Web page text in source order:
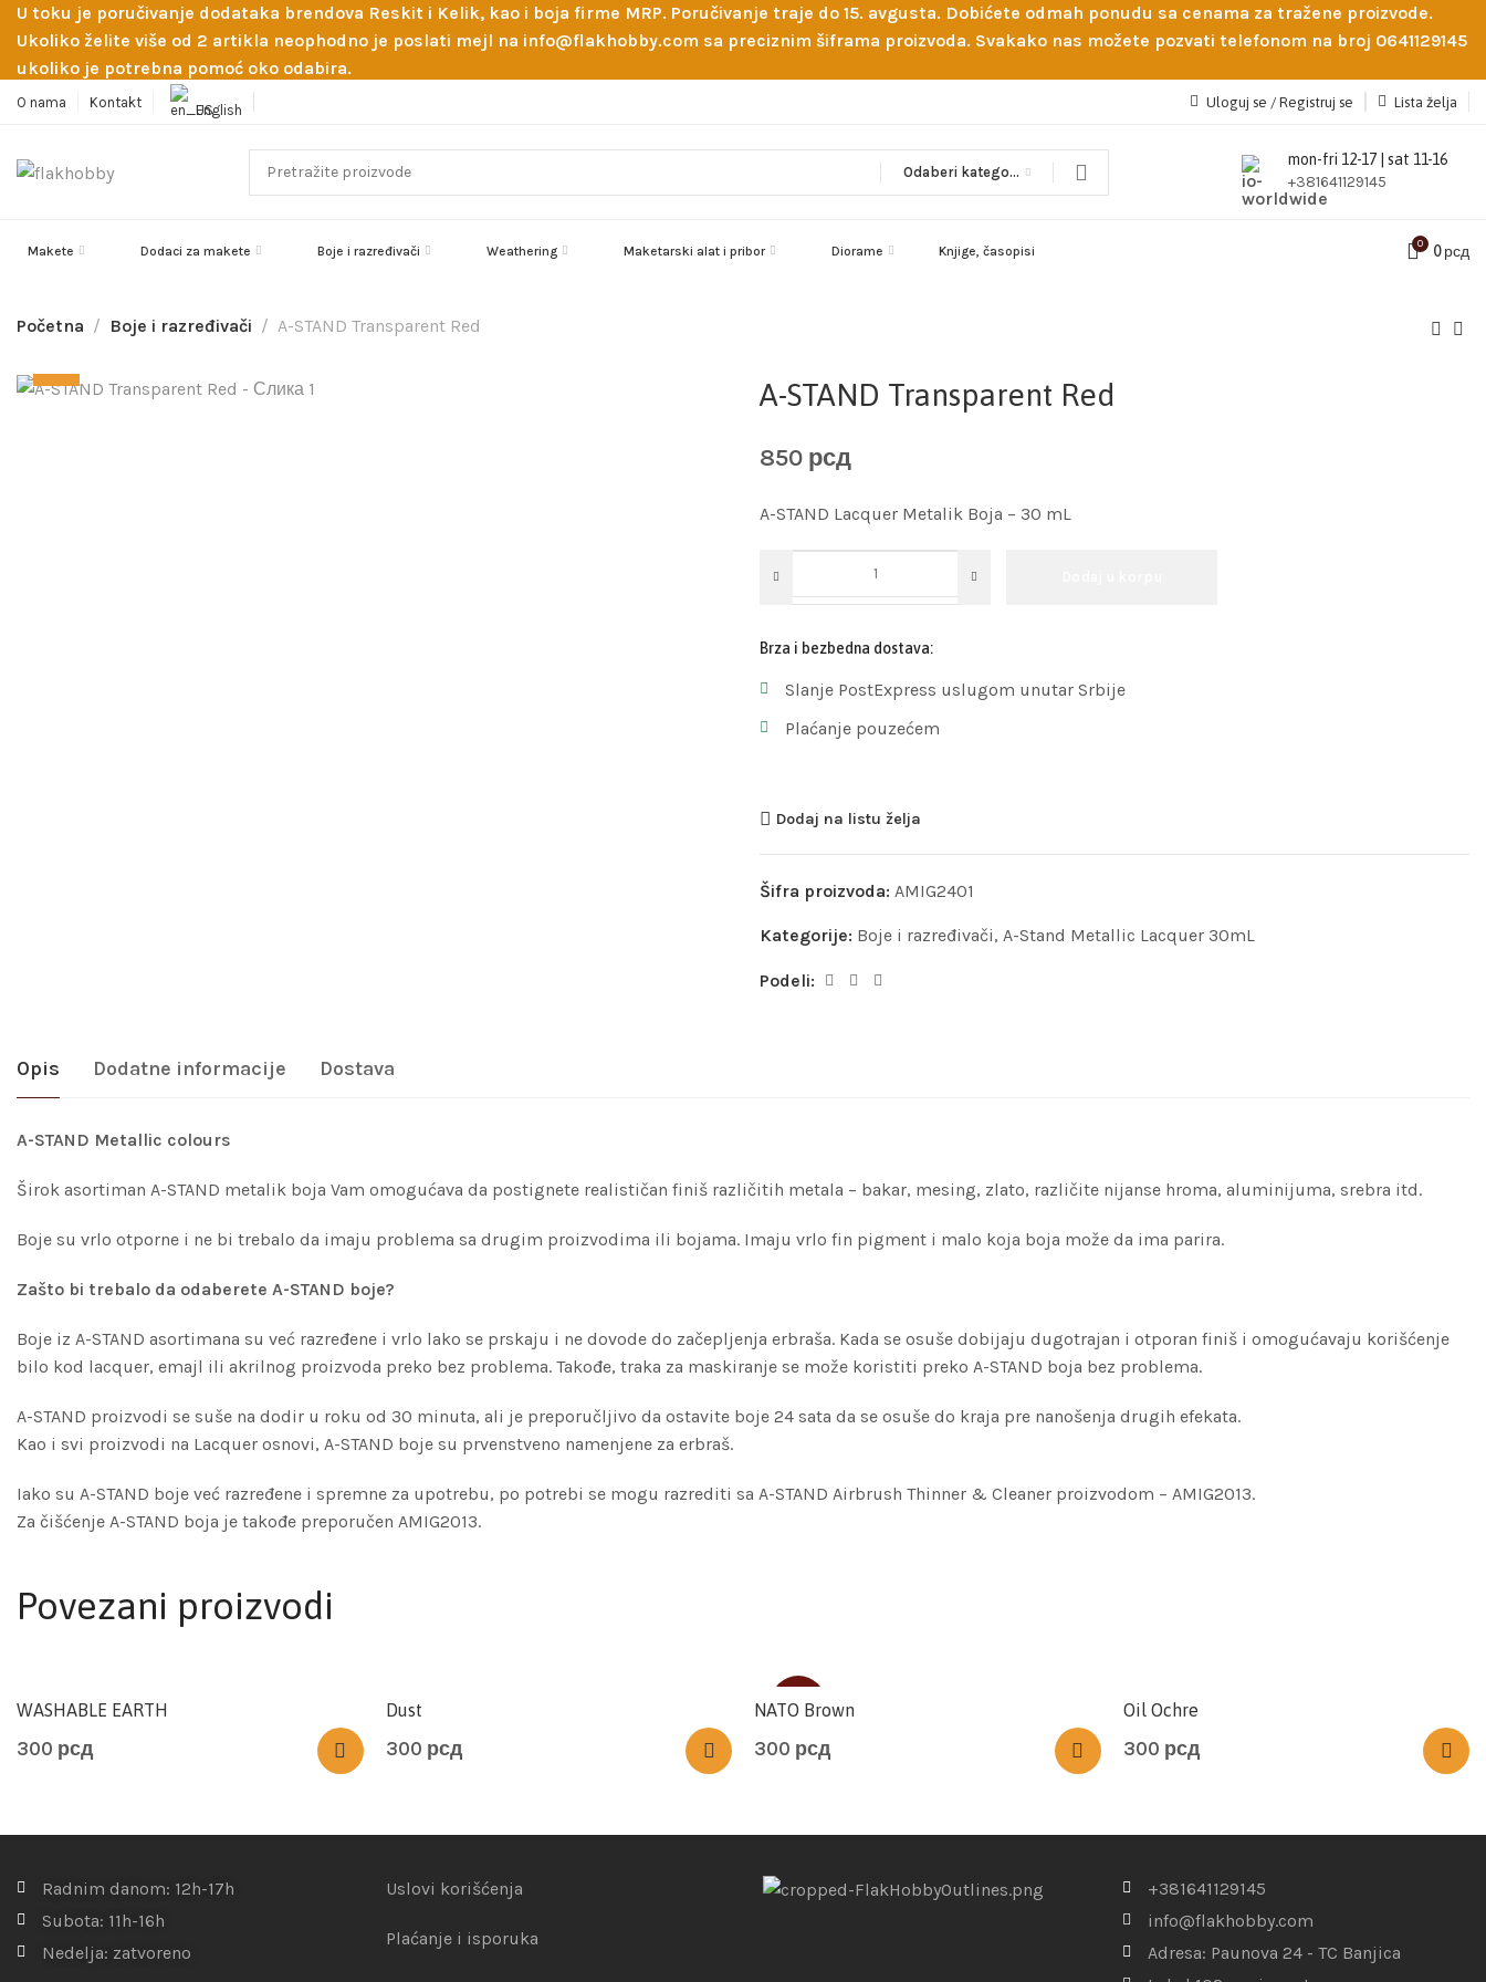
U toku je poručivanje dodataka brendova Reskit i Kelik, kao i boja firme MRP. Poručivanje traje do 15. avgusta. Dobićete odmah ponudu sa cenama za tražene proizvode.
Ukoliko želite više od 2 artikla neophodno je poslati mejl na info@flakhobby.com sa preciznim šiframa proizvoda. Svakako nas možete pozvati telefonom na broj 0641129145
ukoliko je potrebna pomoć oko odabira.
O nama Kontakt English Uloguj se / Registruj se Lista želja
Odaberi kategoriju
mon-fri 12-17 | sat 11-16
+381641129145
Makete Dodaci za makete Boje i razređivači Weathering Maketarski alat i pribor Diorame Knjige, časopisi 0 0рсд
Početna Boje i razređivači A-STAND Transparent Red
A-STAND Transparent Red
850 рсд
A-STAND Lacquer Metalik Boja – 30 mL
Brza i bezbedna dostava:
Slanje PostExpress uslugom unutar Srbije
Plaćanje pouzećem
Dodaj na listu želja
Šifra proizvoda: AMIG2401
Kategorije: Boje i razređivači, A-Stand Metallic Lacquer 30mL
Podeli:
Opis Dodatne informacije Dostava
A-STAND Metallic colours
Širok asortiman A-STAND metalik boja Vam omogućava da postignete realističan finiš različitih metala – bakar, mesing, zlato, različite nijanse hroma, aluminijuma, srebra itd.
Boje su vrlo otporne i ne bi trebalo da imaju problema sa drugim proizvodima ili bojama. Imaju vrlo fin pigment i malo koja boja može da ima parira.
Zašto bi trebalo da odaberete A-STAND boje?
Boje iz A-STAND asortimana su već razređene i vrlo lako se prskaju i ne dovode do začepljenja erbraša. Kada se osuše dobijaju dugotrajan i otporan finiš i omogućavaju korišćenje
bilo kod lacquer, emajl ili akrilnog proizvoda preko bez problema. Takođe, traka za maskiranje se može koristiti preko A-STAND boja bez problema.
A-STAND proizvodi se suše na dodir u roku od 30 minuta, ali je preporučljivo da ostavite boje 24 sata da se osuše do kraja pre nanošenja drugih efekata.
Kao i svi proizvodi na Lacquer osnovi, A-STAND boje su prvenstveno namenjene za erbraš.
Iako su A-STAND boje već razređene i spremne za upotrebu, po potrebi se mogu razrediti sa A-STAND Airbrush Thinner & Cleaner proizvodom – AMIG2013.
Za čišćenje A-STAND boja je takođe preporučen AMIG2013.
Povezani proizvodi
WASHABLE EARTH
300 рсд
Dust
300 рсд
SOLD
NATO Brown
300 рсд
Oil Ochre
300 рсд
Radnim danom: 12h-17h
Subota: 11h-16h
Nedelja: zatvoreno
Uslovi korišćenja
Plaćanje i isporuka
+381641129145
info@flakhobby.com
Adresa: Paunova 24 - TC Banjica